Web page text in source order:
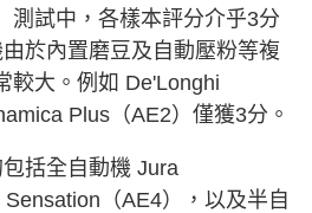
測試中，各樣本評分介乎3分
於內置磨豆及自動壓粉等複
較大。例如 De'Longhi
Plus（AE2）僅獲3分。
括全自動機 Jura
（AE4），以及半自